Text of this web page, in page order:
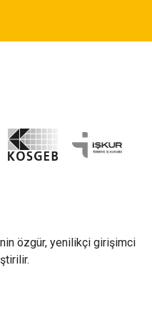
özgür, yenilikçi girişimci